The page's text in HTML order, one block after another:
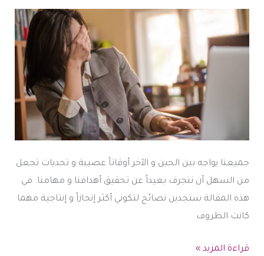
لليأس
جميعنا يواجه بين الحين و الآخر أوقاتاً عصيبة و تحديات تجعل
من السهل أن ننجرف بعيداً عن تحقيق أهدافنا و مهامنا. في
هذه المقالة ستجدين نصائح لتكوني أكثر إنجازاً و إنتاجية مهما
كانت الظروف
6
قراءة المزيد »